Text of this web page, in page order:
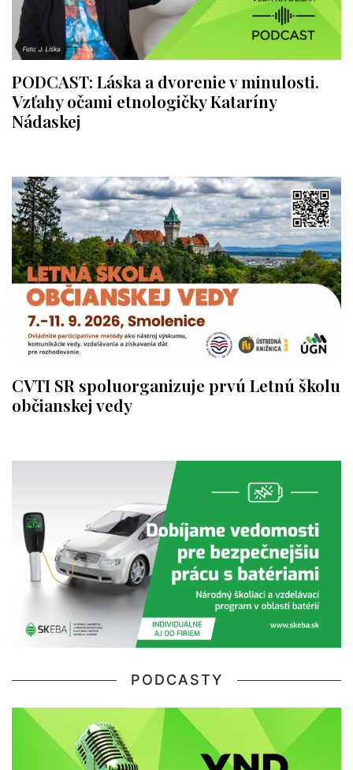
PODCAST: Láska a dvorenie v minulosti.
Vzťahy očami etnologičky Kataríny
Nádaskej
CVTI SR spoluorganizuje prvú Letnú školu
občianskej vedy
PODCASTY